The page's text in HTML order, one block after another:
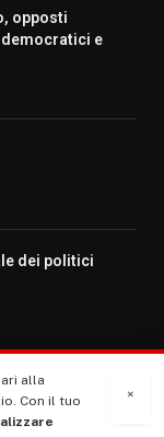
opposti
e
dei politici
×
alla
Con il tuo